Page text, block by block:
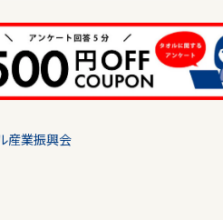
産業振興会